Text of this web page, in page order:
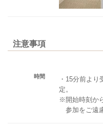
注意事項
時間
・15分前よ
定。
※開始時刻か
参加をご遠